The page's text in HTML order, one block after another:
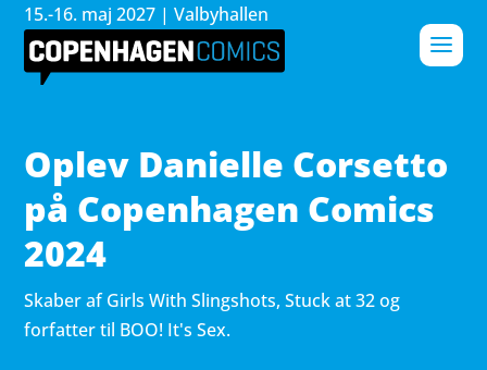
15.-16. maj 2027 | Valbyhallen
Oplev Danielle Corsetto
på Copenhagen Comics
2024
Skaber af Girls With Slingshots, Stuck at 32 og
forfatter til BOO! It's Sex.